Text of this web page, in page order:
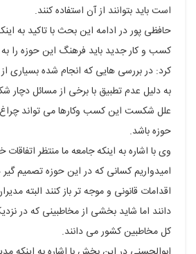
است باید بتوانند از آن استفاده کنند.
حافظی پور در ادامه این بحث با تاکید به
کسب و کار جدید باید فرهنگ این حوزه را
کرد: در بررسی هایی که انجام شده بسیاری
به دلیل عدم تطبیق با برخی از مسائل
علل شکست این کسب وکارها می تواند چراغ
حوزه باشد.
وی با اشاره به اینکه جامعه ما منتظر
امیدواریم کسانی که در این حوزه تصمیم
اقدامات قانونی و موجه تر باز کنند البته
دانند اما شاید بخشی از مخاطبینی که در
کل مخاطبین کشور می دانند.